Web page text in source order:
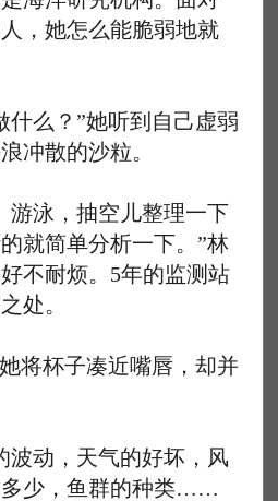
，她怎么能脆弱地就
么？”她听到自己虚弱
冲散的沙粒。
泳，抽空儿整理一下
就简单分析一下。”林
不耐烦。5年的监测站
处。
杯子凑近嘴唇，却并
动，天气的好坏，风
多少，鱼群的种类……